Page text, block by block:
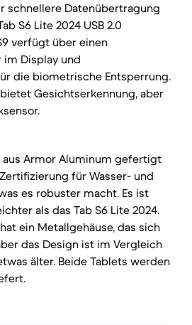
schnellere Datenübertragung
S6 Lite 2024 USB 2.0
verfügt über einen
im Display und
die biometrische Entsperrung.
bietet Gesichtserkennung, aber
aus Armor Aluminum gefertigt
für Wasser- und
es robuster macht. Es ist
als das Tab S6 Lite 2024.
ein Metallgehäuse, das sich
das Design ist im Vergleich
älter. Beide Tablets werden